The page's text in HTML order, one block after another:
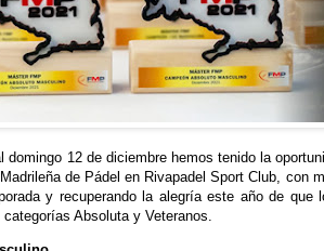
domingo 12 de diciembre hemos tenido la
de Pádel en Rivapadel Sport Club, con
y recuperando la alegría este año de que
Absoluta y Veteranos.